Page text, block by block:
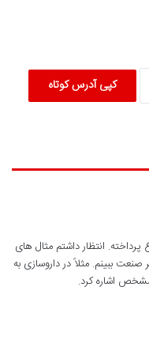
کپی آدرس کوتاه
انتظار داشتم مثال های
ببینم. مثلاً در داروسازی به
اشاره کرد.